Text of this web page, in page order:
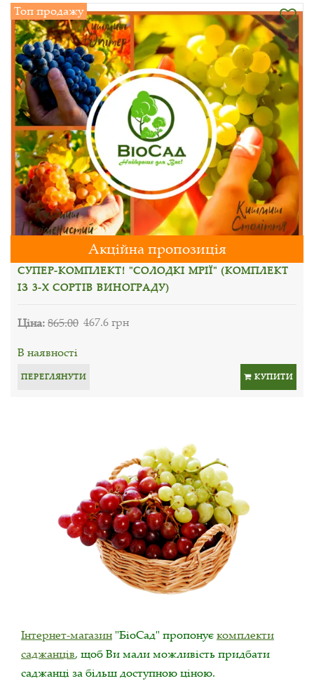
Топ продажу
Акційна пропозиція
СУПЕР-КОМПЛЕКТ! "СОЛОДКІ МРІЇ" (КОМПЛЕКТ
ІЗ 3-Х СОРТІВ ВИНОГРАДУ)
Ціна:865.00 467.6 грн
В наявності
ПЕРЕГЛЯНУТИ КУПИТИ
Інтернет-магазин "БіоСад" пропонуєкомплекти
саджанців, щоб Ви мали можливість придбати
саджанці за більш доступною ціною.